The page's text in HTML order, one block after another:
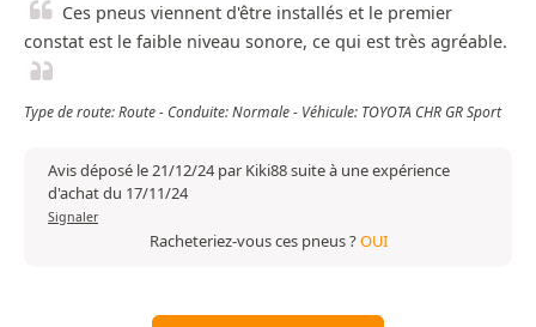
Ces pneus viennent d'être installés et le premier
constat est le faible niveau sonore, ce qui est très agréable.
Type de route: Route - Conduite: Normale - Véhicule: TOYOTA CHR GR Sport
Avis déposé le 21/12/24 par Kiki88 suite à une expérience
d'achat du 17/11/24
Signaler
Racheteriez-vous ces pneus ?OUI